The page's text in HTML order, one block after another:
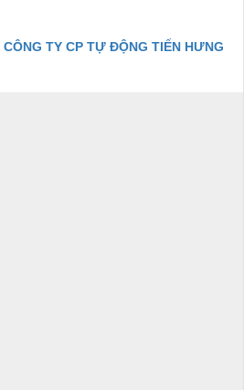
CÔNG TY CP TỰ ĐỘNG TIẾN HƯNG